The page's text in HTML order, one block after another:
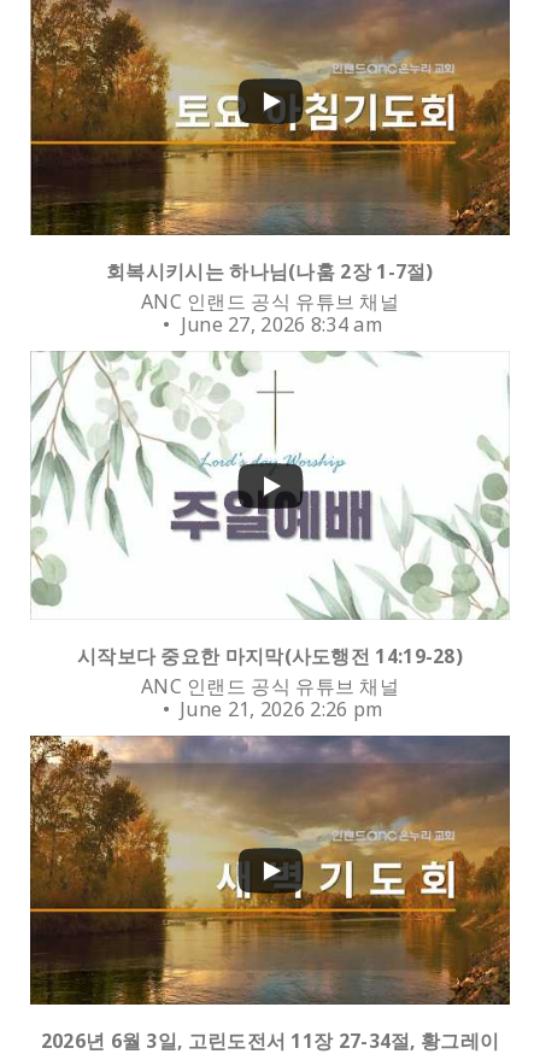
0
회복시키시는 하나님(나훔 2장 1-7절)
ANC 인랜드 공식 유튜브 채널
June 27, 2026 8:34 am
시작보다 중요한 마지막(사도행전 14:19-28)
ANC 인랜드 공식 유튜브 채널
June 21, 2026 2:26 pm
0
2026년 6월 3일, 고린도전서 11장 27-34절, 황그레이